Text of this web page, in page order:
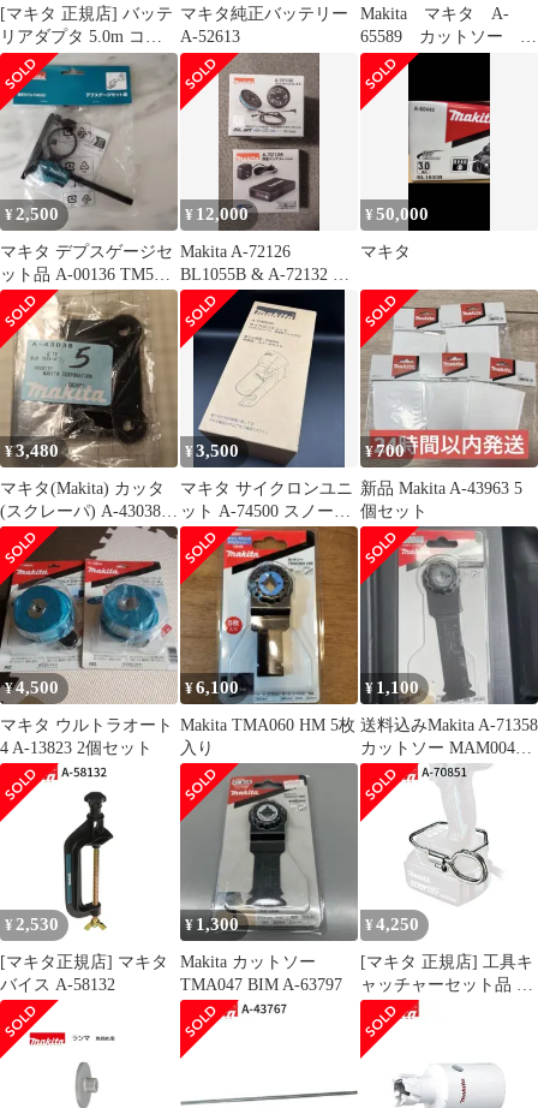
[マキタ 正規店] バッテ
リアダプタ 5.0m コネ
クタ式 A-77403 makita
純正 パーツ 部品 正規
品 おすすめ 便利
マキタ純正バッテリー
A-52613
Makita マキタ A-
65589 カットソー
TMA061HM
¥2,500
マキタ デプスゲージセ
ット品 A-00136 TM53D
用
¥ 12,000
Makita A-72126
BL1055B & A-72132 セ
ット
¥50,000
マキタ
¥3,480
マキタ(Makita) カッタ
(スクレーパ) A-43038 5
個セット
¥3,500
マキタ サイクロンユニ
ット A-74500 スノーホ
ワイト
¥700
新品 Makita A-43963 5
個セット
¥4,500
マキタ ウルトラオート
4 A-13823 2個セット
¥6,100
Makita TMA060 HM 5枚
入り
¥ 1,100
送料込みMakita A-71358
カットソー MAM004
SK一枚
¥ 2,530
[マキタ正規店] マキタ
バイス A-58132
¥ 1,300
Makita カットソー
TMA047 BIM A-63797
¥ 4,250
[マキタ 正規店] 工具キ
ャッチャーセット品 A-
70851